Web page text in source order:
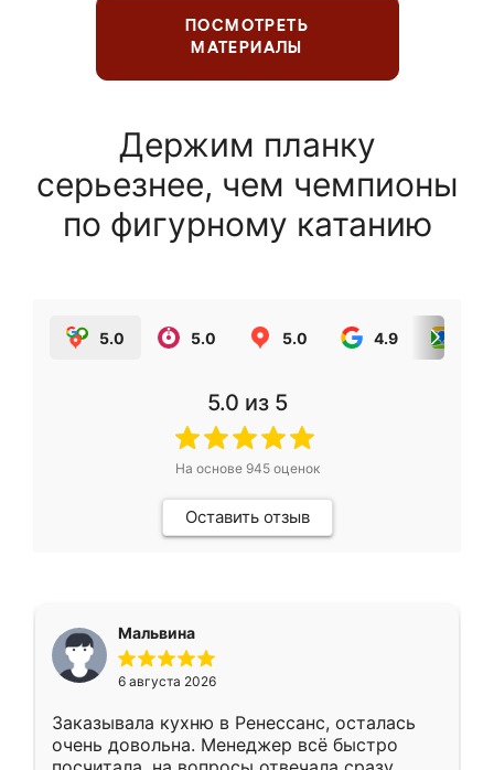
ПОСМОТРЕТЬ
МАТЕРИАЛЫ
Держим планку
серьезнее, чем чемпионы
по фигурному катанию
5.0 5.0 5.0 4.9
5.0 из 5
На основе 945оценок
Оставить отзыв
Мальвина
6 августа 2026
Заказывала кухню в Ренессанс, осталась
очень довольна. Менеджер всё быстро